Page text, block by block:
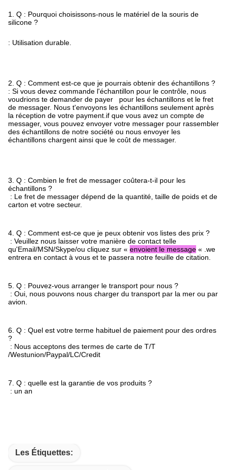
1. Q : Pourquoi choisissons-nous le matériel de la souris de
silicone ?
: Utilisation durable.
2. Q : Comment est-ce que je pourrais obtenir des échantillons ?
: Si vous devez commande l'échantillon pour le contrôle, nous
voudrions te demander de payer pour les échantillons et le fret
de messager. Nous t'envoyons les échantillons seulement après
la réception de votre payment.if que vous avez un compte de
messager, vous pouvez envoyer votre messager pour rassembler
des échantillons de notre société ou nous envoyer les
échantillons chargent ainsi que le coût de messager.
3. Q : Combien le fret de messager coûtera-t-il pour les
échantillons ?
: Le fret de messager dépend de la quantité, taille de poids et de
carton et votre secteur.
4. Q : Comment est-ce que je peux obtenir vos listes des prix ?
: Veuillez nous laisser votre manière de contact telle
qu'Email/MSN/Skype/ou cliquez sur « envoient le message « .we
entrera en contact à vous et te passera notre feuille de citation.
5. Q : Pouvez-vous arranger le transport pour nous ?
: Oui, nous pouvons nous charger du transport par la mer ou par
avion.
6. Q : Quel est votre terme habituel de paiement pour des ordres
?
: Nous acceptons des termes de carte de T/T
/Westunion/Paypal/LC/Credit
7. Q : quelle est la garantie de vos produits ?
: un an
Les Étiquettes: